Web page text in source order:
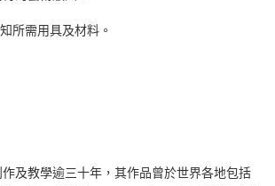
所需用具及材料。
及教學逾三十年，其作品曾於世界各地包括